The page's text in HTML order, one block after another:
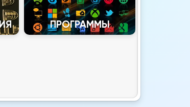
ПРОГРАММЫ